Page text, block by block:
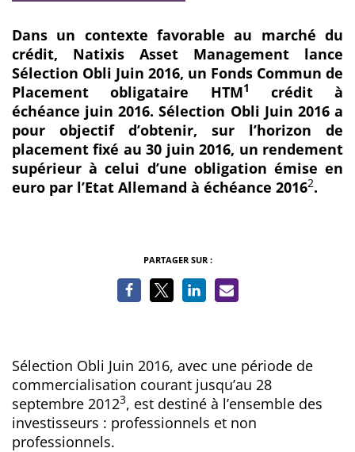
Dans un contexte favorable au marché du
crédit, Natixis Asset Management lance
Sélection Obli Juin 2016, un Fonds Commun de
Placement obligataire HTM1
crédit à
échéance juin 2016. Sélection Obli Juin 2016 a
pour objectif d’obtenir, sur l’horizon de
placement fixé au 30 juin 2016, un rendement
supérieur à celui d’une obligation émise en
euro par l’Etat Allemand à échéance 20162.
PARTAGER SUR :
Sélection Obli Juin 2016, avec une période de
commercialisation courant jusqu’au 28
septembre 20123, est destiné à l’ensemble des
investisseurs : professionnels et non
professionnels.